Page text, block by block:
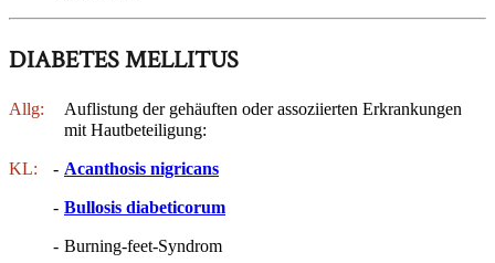
DIABETES MELLITUS
Allg:
Auflistung der gehäuften oder assoziierten Erkrankungen
mit Hautbeteiligung:
KL: - Acanthosis nigricans
- Bullosis diabeticorum
- Burning-feet-Syndrom